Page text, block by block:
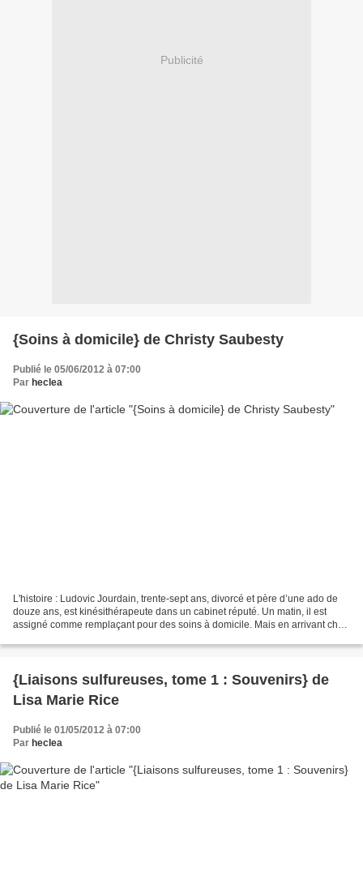
Publicité
{Soins à domicile} de Christy Saubesty
Publié le 05/06/2012 à 07:00
Par heclea
L'histoire : Ludovic Jourdain, trente-sept ans, divorcé et père d’une ado de
douze ans, est kinésithérapeute dans un cabinet réputé. Un matin, il est
assigné comme remplaçant pour des soins à domicile. Mais en arrivant chez
{Liaisons sulfureuses, tome 1 : Souvenirs} de
Lisa Marie Rice
Publié le 01/05/2012 à 07:00
Par heclea